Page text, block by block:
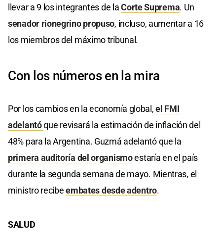
llevar a 9 los integrantes de laCorte Suprema. Un
senador rionegrino propuso, incluso, aumentar a 16
los miembros del máximo tribunal.
Con los números en la mira
Por los cambios en la economía global,el FMI
adelantóque revisará la estimación de inflación del
48% para la Argentina. Guzmá adelantó que la
primera auditoría del organismoestaría en el país
durante la segunda semana de mayo. Mientras, el
ministro recibeembates desde adentro.
SALUD